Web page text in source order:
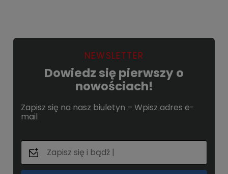
NEWSLETTER
Dowiedz się pierwszy o
nowościach!
Zapisz się na nasz biuletyn – Wpisz adres e-
mail